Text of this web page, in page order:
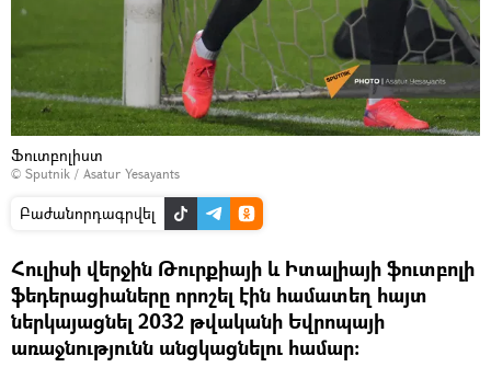
Ֆուտբոլիստ
© Sputnik / Asatur Yesayants
Բաժանորդագրվել
Հուլիսի վերջին Թուրքիայի և Իտալիայի ֆուտբոլի
ֆեդերացիաները որոշել էին համատեղ հայտ
ներկայացնել 2032 թվականի Եվրոպայի
առաջնությունն անցկացնելու համար: